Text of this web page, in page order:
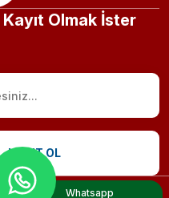
Olmak İster
KAYIT OL
Whatsapp